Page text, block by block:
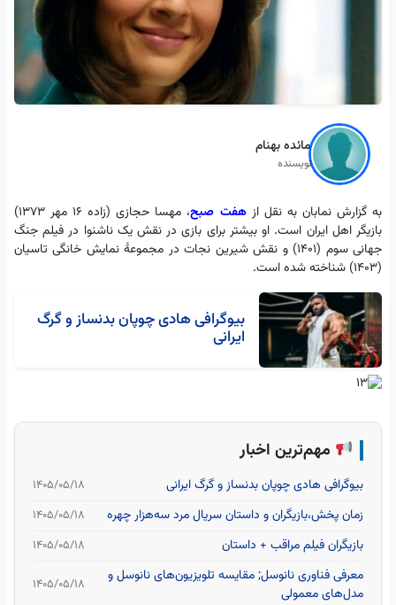
مائده بهنام
نویسنده
به گزارش نمابان به نقل ازهفت صبح
، مهسا حجازی (زاده ۱۶ مهر ۱۳۷۳)
بازیگر اهل ایران است. او بیشتر برای بازی در نقش یک ناشنوا در فیلم جنگ
جهانی سوم (۱۴۰۱) و نقش شیرین نجات در مجموعهٔ نمایش خانگی تاسیان
(۱۴۰۳) شناخته شده است.
بیوگرافی هادی چوپان بدنساز و گرگ
ایرانی
مهم‌ترین اخبار
بیوگرافی هادی چوپان بدنساز و گرگ ایرانی ۱۴۰۵/۰۵/۱۸
زمان پخش،بازیگران و داستان سریال مرد سه‌هزار چهره ۱۴۰۵/۰۵/۱۸
بازیگران فیلم مراقب + داستان ۱۴۰۵/۰۵/۱۸
معرفی فناوری نانوسل; مقایسه تلویزیون‌های نانوسل و
مدل‌های معمولی
۱۴۰۵/۰۵/۱۸